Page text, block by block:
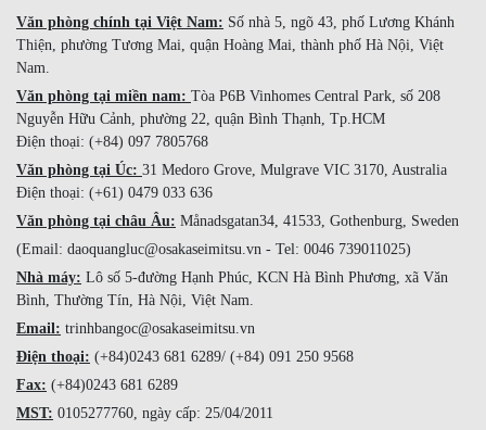
Văn phòng chính tại Việt Nam: Số nhà 5, ngõ 43, phố Lương Khánh
Thiện, phường Tương Mai, quận Hoàng Mai, thành phố Hà Nội, Việt
Nam.
Văn phòng tại miền nam: Tòa P6B Vinhomes Central Park, số 208
Nguyễn Hữu Cảnh, phường 22, quận Bình Thạnh, Tp.HCM
Điện thoại: (+84) 097 7805768
Văn phòng tại Úc: 31 Medoro Grove, Mulgrave VIC 3170, Australia
Điện thoại: (+61) 0479 033 636
Văn phòng tại châu Âu: Månadsgatan34, 41533, Gothenburg, Sweden
(Email: daoquangluc@osakaseimitsu.vn - Tel: 0046 739011025)
Nhà máy: Lô số 5-đường Hạnh Phúc, KCN Hà Bình Phương, xã Văn
Bình, Thường Tín, Hà Nội, Việt Nam.
Email: trinhbangoc@osakaseimitsu.vn
Điện thoại: (+84)0243 681 6289/ (+84) 091 250 9568
Fax: (+84)0243 681 6289
MST: 0105277760, ngày cấp: 25/04/2011